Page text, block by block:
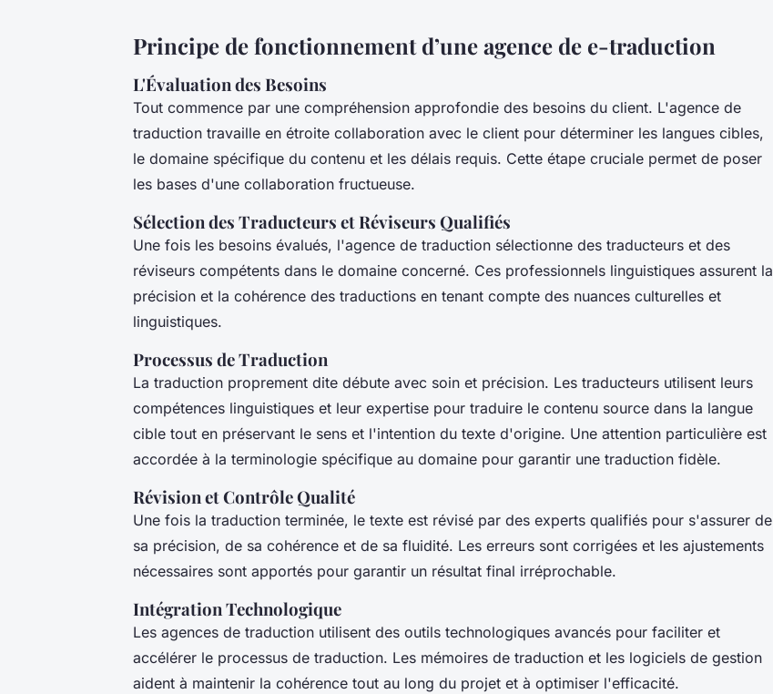
Principe de fonctionnement d’une agence de e-traduction
L'Évaluation des Besoins
Tout commence par une compréhension approfondie des besoins du client. L'agence de
traduction travaille en étroite collaboration avec le client pour déterminer les langues cibles,
le domaine spécifique du contenu et les délais requis. Cette étape cruciale permet de poser
les bases d'une collaboration fructueuse.
Sélection des Traducteurs et Réviseurs Qualifiés
Une fois les besoins évalués, l'agence de traduction sélectionne des traducteurs et des
réviseurs compétents dans le domaine concerné. Ces professionnels linguistiques assurent la
précision et la cohérence des traductions en tenant compte des nuances culturelles et
linguistiques.
Processus de Traduction
La traduction proprement dite débute avec soin et précision. Les traducteurs utilisent leurs
compétences linguistiques et leur expertise pour traduire le contenu source dans la langue
cible tout en préservant le sens et l'intention du texte d'origine. Une attention particulière est
accordée à la terminologie spécifique au domaine pour garantir une traduction fidèle.
Révision et Contrôle Qualité
Une fois la traduction terminée, le texte est révisé par des experts qualifiés pour s'assurer de
sa précision, de sa cohérence et de sa fluidité. Les erreurs sont corrigées et les ajustements
nécessaires sont apportés pour garantir un résultat final irréprochable.
Intégration Technologique
Les agences de traduction utilisent des outils technologiques avancés pour faciliter et
accélérer le processus de traduction. Les mémoires de traduction et les logiciels de gestion
aident à maintenir la cohérence tout au long du projet et à optimiser l'efficacité.